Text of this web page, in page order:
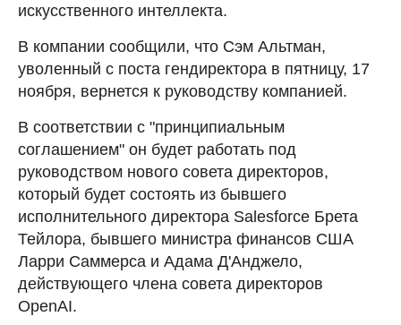
искусственного интеллекта.
В компании сообщили, что Сэм Альтман,
уволенный с поста гендиректора в пятницу, 17
ноября, вернется к руководству компанией.
В соответствии с "принципиальным
соглашением" он будет работать под
руководством нового совета директоров,
который будет состоять из бывшего
исполнительного директора Salesforce Брета
Тейлора, бывшего министра финансов США
Ларри Саммерса и Адама Д'Анджело,
действующего члена совета директоров
OpenAI.